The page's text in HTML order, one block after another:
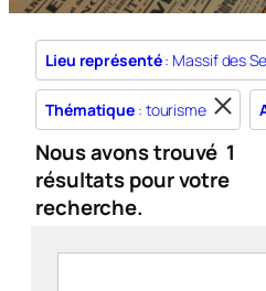
Lieu représenté: Massif des
Thématique : tourisme
Nous avons trouvé 1
résultats pour votre
recherche.